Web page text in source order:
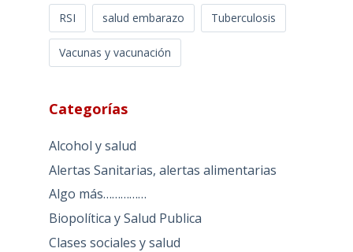
RSI salud embarazo Tuberculosis
Vacunas y vacunación
Categorías
Alcohol y salud
Alertas Sanitarias, alertas alimentarias
Algo más……………
Biopolítica y Salud Publica
Clases sociales y salud